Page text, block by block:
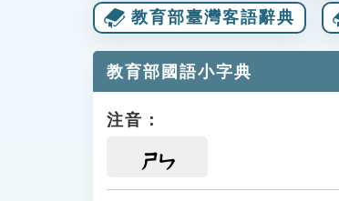
教育部臺灣客語辭典
教育部國語小字典
注音：
ㄕㄣ